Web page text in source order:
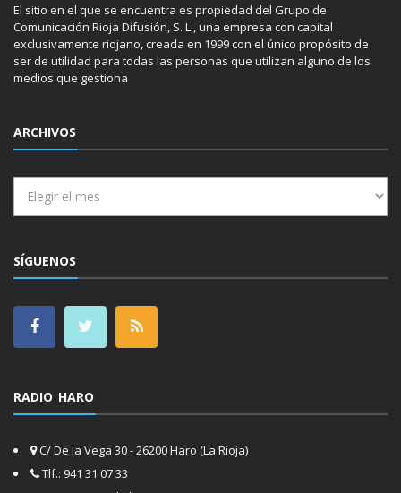
El sitio en el que se encuentra es propiedad del Grupo de
Comunicación Rioja Difusión, S. L., una empresa con capital
exclusivamente riojano, creada en 1999 con el único propósito de
ser de utilidad para todas las personas que utilizan alguno de los
medios que gestiona
ARCHIVOS
SÍGUENOS
RADIO HARO
C/ De la Vega 30 - 26200 Haro (La Rioja)
Tlf.: 941 31 07 33